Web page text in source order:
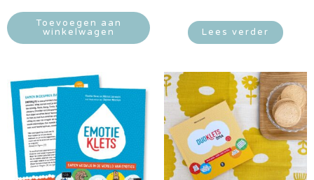
Toevoegen aan
winkelwagen
Lees verder